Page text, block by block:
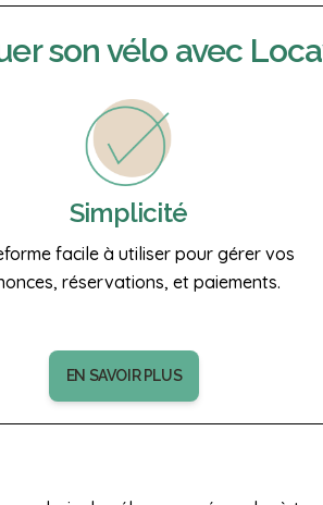
son vélo avec
Simplicité
facile à utiliser pour gérer vos
réservations, et paiements.
EN SAVOIR PLUS